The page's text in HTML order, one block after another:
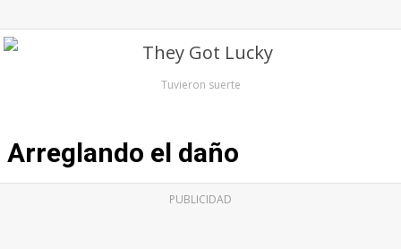
Tuvieron suerte
Arreglando el daño
PUBLICIDAD